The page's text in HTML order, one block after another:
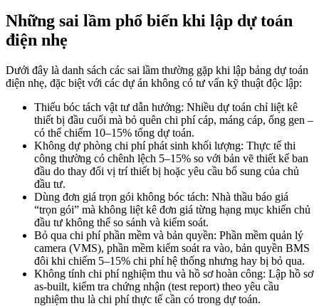
Những sai lầm phổ biến khi lập dự toán
điện nhẹ
Dưới đây là danh sách các sai lầm thường gặp khi lập bảng dự toán
điện nhẹ, đặc biệt với các dự án không có tư vấn kỹ thuật độc lập:
Thiếu bóc tách vật tư dẫn hướng: Nhiều dự toán chỉ liệt kê
thiết bị đầu cuối mà bỏ quên chi phí cáp, máng cáp, ống gen –
có thể chiếm 10–15% tổng dự toán.
Không dự phòng chi phí phát sinh khối lượng: Thực tế thi
công thường có chênh lệch 5–15% so với bản vẽ thiết kế ban
đầu do thay đổi vị trí thiết bị hoặc yêu cầu bổ sung của chủ
đầu tư.
Dùng đơn giá trọn gói không bóc tách: Nhà thầu báo giá
“trọn gói” mà không liệt kê đơn giá từng hạng mục khiến chủ
đầu tư không thể so sánh và kiểm soát.
Bỏ qua chi phí phần mềm và bản quyền: Phần mềm quản lý
camera (VMS), phần mềm kiểm soát ra vào, bản quyền BMS
đôi khi chiếm 5–15% chi phí hệ thống nhưng hay bị bỏ qua.
Không tính chi phí nghiệm thu và hồ sơ hoàn công: Lập hồ sơ
as-built, kiểm tra chứng nhận (test report) theo yêu cầu
nghiệm thu là chi phí thực tế cần có trong dự toán.